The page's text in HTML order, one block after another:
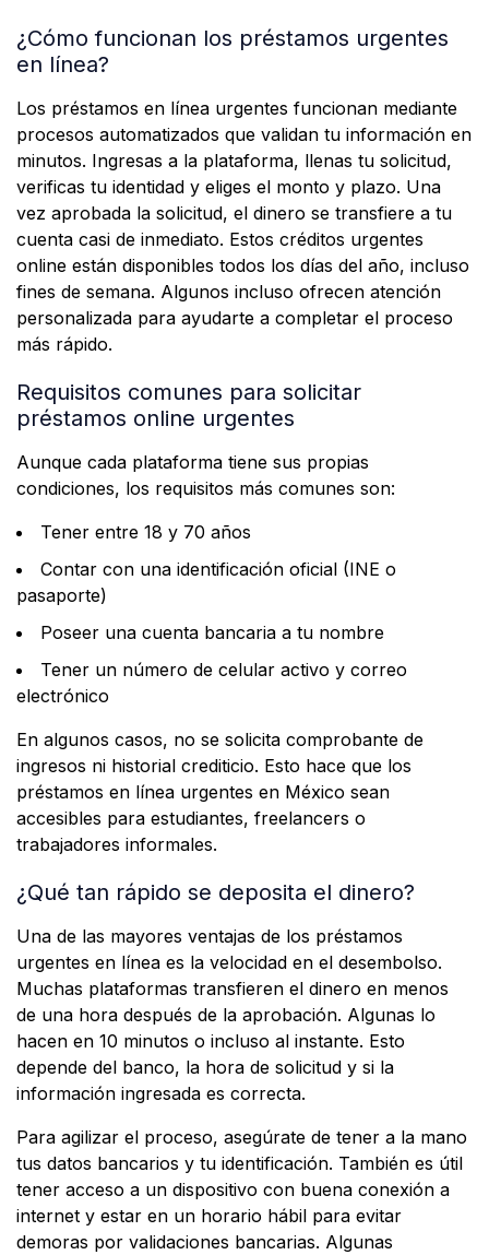
¿Cómo funcionan los préstamos urgentes
en línea?
Los préstamos en línea urgentes funcionan mediante
procesos automatizados que validan tu información en
minutos. Ingresas a la plataforma, llenas tu solicitud,
verificas tu identidad y eliges el monto y plazo. Una
vez aprobada la solicitud, el dinero se transfiere a tu
cuenta casi de inmediato. Estos créditos urgentes
online están disponibles todos los días del año, incluso
fines de semana. Algunos incluso ofrecen atención
personalizada para ayudarte a completar el proceso
más rápido.
Requisitos comunes para solicitar
préstamos online urgentes
Aunque cada plataforma tiene sus propias
condiciones, los requisitos más comunes son:
Tener entre 18 y 70 años
Contar con una identificación oficial (INE o
pasaporte)
Poseer una cuenta bancaria a tu nombre
Tener un número de celular activo y correo
electrónico
En algunos casos, no se solicita comprobante de
ingresos ni historial crediticio. Esto hace que los
préstamos en línea urgentes en México sean
accesibles para estudiantes, freelancers o
trabajadores informales.
¿Qué tan rápido se deposita el dinero?
Una de las mayores ventajas de los préstamos
urgentes en línea es la velocidad en el desembolso.
Muchas plataformas transfieren el dinero en menos
de una hora después de la aprobación. Algunas lo
hacen en 10 minutos o incluso al instante. Esto
depende del banco, la hora de solicitud y si la
información ingresada es correcta.
Para agilizar el proceso, asegúrate de tener a la mano
tus datos bancarios y tu identificación. También es útil
tener acceso a un dispositivo con buena conexión a
internet y estar en un horario hábil para evitar
demoras por validaciones bancarias. Algunas